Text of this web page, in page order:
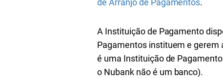
de Arranjo de Pagamentos.
A Instituição de Pagamento
Pagamentos instituem e gerem
é uma Instituição de
o Nubank não é um banco).